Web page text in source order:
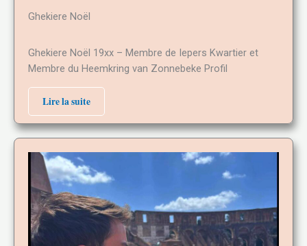
Ghekiere Noël
Ghekiere Noël 19xx – Membre de Iepers Kwartier et
Membre du Heemkring van Zonnebeke Profil
Lire la suite